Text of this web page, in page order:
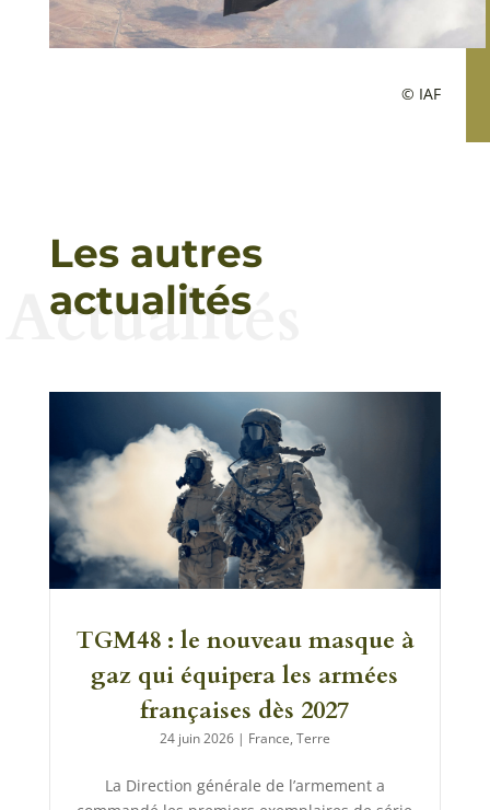
© IAF
Les autres
actualités
Actualités
TGM48 : le nouveau masque à
gaz qui équipera les armées
françaises dès 2027
24 juin 2026| France, Terre
La Direction générale de l’armement a